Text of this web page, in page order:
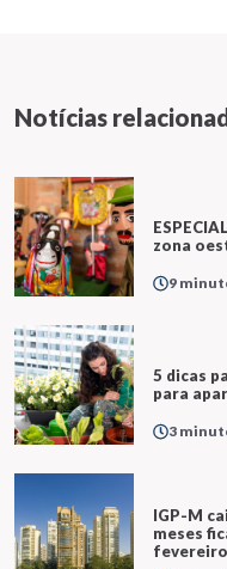
Notícias
zona
9
5 dicas
para
3
IGP-M
meses
fevereiro